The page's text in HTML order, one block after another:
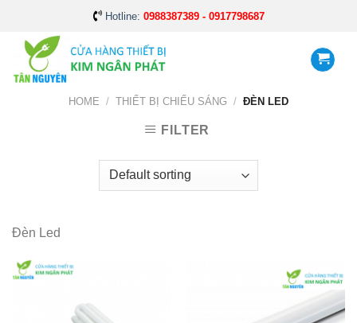
content
Hotline: 0988387389 - 0917798687
HOME / THIẾT BỊ CHIẾU SÁNG / ĐÈN LED
FILTER
Đèn Led